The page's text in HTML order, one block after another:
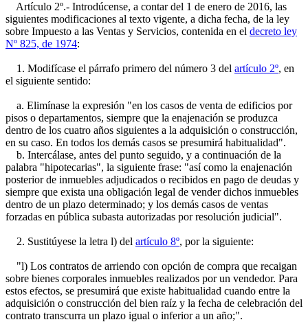
Artículo 2º.- Introdúcense, a contar del 1 de enero de 2016, las
siguientes modificaciones al texto vigente, a dicha fecha, de la ley
sobre Impuesto a las Ventas y Servicios, contenida en el decreto ley
Nº 825, de 1974:
1. Modifícase el párrafo primero del número 3 del artículo 2º, en
el siguiente sentido:
a. Elimínase la expresión "en los casos de venta de edificios por
pisos o departamentos, siempre que la enajenación se produzca
dentro de los cuatro años siguientes a la adquisición o construcción,
en su caso. En todos los demás casos se presumirá habitualidad".
b. Intercálase, antes del punto seguido, y a continuación de la
palabra "hipotecarias", la siguiente frase: "así como la enajenación
posterior de inmuebles adjudicados o recibidos en pago de deudas y
siempre que exista una obligación legal de vender dichos inmuebles
dentro de un plazo determinado; y los demás casos de ventas
forzadas en pública subasta autorizadas por resolución judicial".
2. Sustitúyese la letra l) del artículo 8º, por la siguiente:
"l) Los contratos de arriendo con opción de compra que recaigan
sobre bienes corporales inmuebles realizados por un vendedor. Para
estos efectos, se presumirá que existe habitualidad cuando entre la
adquisición o construcción del bien raíz y la fecha de celebración del
contrato transcurra un plazo igual o inferior a un año;".